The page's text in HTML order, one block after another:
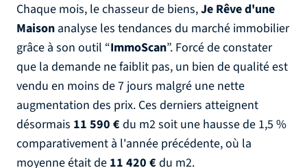
Chaque mois, le chasseur de biens,Je Rêve d'une
Maison analyse les tendances du marché immobilier
grâce à son outil “ImmoScan”. Forcé de constater
que la demande ne faiblit pas, un bien de qualité est
vendu en moins de 7 jours malgré une nette
augmentation des prix. Ces derniers atteignent
désormais 11 590 € du m2 soit une hausse de 1,5 %
comparativement à l'année précédente, où la
moyenne était de 11 420 € du m2.